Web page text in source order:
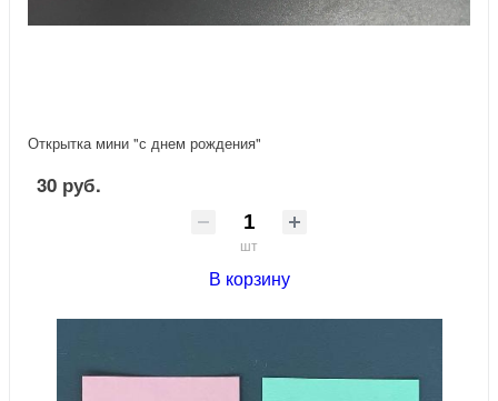
Открытка мини "с днем рождения"
30 руб.
шт
В корзину